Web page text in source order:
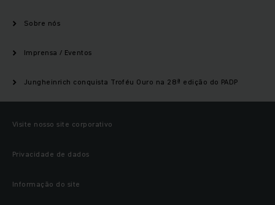
Sobre nós
Imprensa / Eventos
Jungheinrich conquista Troféu Ouro na 28ª edição do PADP
Visite nosso site corporativo
Privacidade de dados
Informação do site